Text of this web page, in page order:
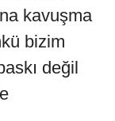
kavuşma
bizim
değil